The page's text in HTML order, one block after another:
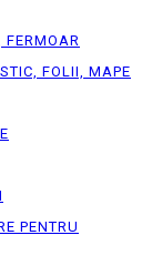
FERMOAR
FOLII, MAPE
PENTRU